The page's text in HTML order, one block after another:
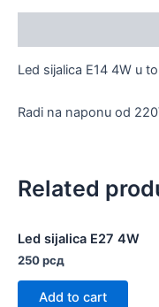
Led sijalica E14 4W u
Radi na naponu od
Related
Led sijalica E27 4W
250рсд
Add to cart